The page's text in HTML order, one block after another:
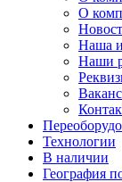
О
Наша
Наши
Технологии
В наличии
География